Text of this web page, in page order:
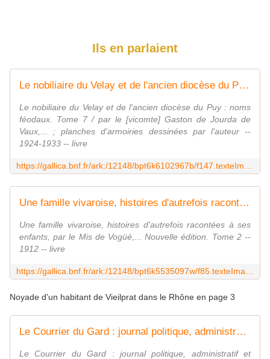
Ils en parlaient
Le nobiliaire du Velay et de l'ancien diocèse du Puy : noms féodaux. Tome 7 / par le [vicomte] Gaston de Jourda de Vaux,... ; planches d'armoiries dessinées par l'auteur
Le nobiliaire du Velay et de l'ancien diocèse du Puy : noms
féodaux. Tome 7 / par le [vicomte] Gaston de Jourda de
Vaux,... ; planches d'armoiries dessinées par l'auteur --
1924-1933 -- livre
Une famille vivaroise, histoires d'autrefois racontées à ses enfants, par le Mis de Vogüé,... Nouvelle édition. Tome 2
Une famille vivaroise, histoires d'autrefois racontées à ses
enfants, par le Mis de Vogüé,... Nouvelle édition. Tome 2 --
1912 -- livre
Noyade d'un habitant de Vieilprat dans le Rhône en page 3
Le Courrier du Gard : journal politique, administratif et judiciaire
Le Courrier du Gard : journal politique, administratif et